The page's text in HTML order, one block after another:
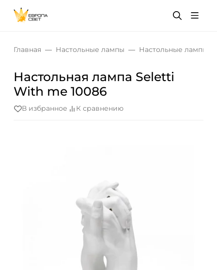
Главная Настольные лампы Настольные лампы
Настольная лампа Seletti
With me 10086
В избранное К сравнению